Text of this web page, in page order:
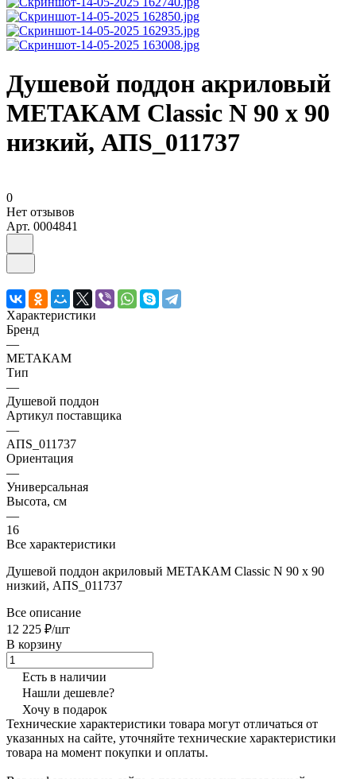
Душевой поддон акриловый
МЕТАКАМ Classic N 90 х 90
низкий, АПS_011737
0
Нет отзывов
Арт. 0004841
Характеристики
Бренд
—
МЕТАКАМ
Тип
—
Душевой поддон
Артикул поставщика
—
АПS_011737
Ориентация
—
Универсальная
Высота, см
—
16
Все характеристики
Душевой поддон акриловый МЕТАКАМ Classic N 90 х 90
низкий, АПS_011737
Все описание
12 225 ₽/шт
В корзину
Есть в наличии
Нашли дешевле?
Хочу в подарок
Технические характеристики товара могут отличаться от
указанных на сайте, уточняйте технические характеристики
товара на момент покупки и оплаты.